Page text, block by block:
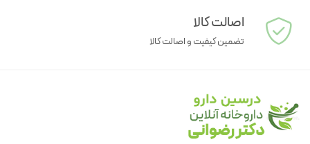
اصالت کالا
تضمین کیفیت و اصالت کالا